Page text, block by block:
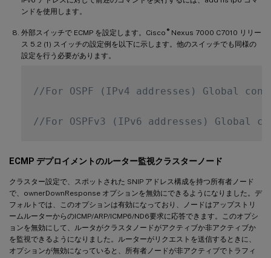
ンドを使用します。
外部スイッチで ECMP を設定します。Cisco ®Nexus 7000 C7010 リリー
ス 5.2 (1) スイッチの設定例を以下に示します。他のスイッチでも同様の
設定を行う必要があります。
//For OSPF (IPv4 addresses)
//For OSPFv3 (IPv6 addresses)
ECMP デプロイメントのルーター監視クラスターノード
クラスター設定で、スポットされた SNIP アドレス構成を持つ所有者ノード
で、ownerDownResponse オプションを無効にできるようになりました。デ
フォルトでは、このオプションは有効になっており、ノードはアップストリ
ームルーターからのICMP/ARP/ICMP6/ND6要求に応答できます。このオプシ
ョンを無効にして、ルータがクラスタノードがアクティブか非アクティブか
を監視できるようになりました。ルーターがリクエストを送信するときに、
オプションが無効になっていると、所有者ノードが非アクティブでトラフィ